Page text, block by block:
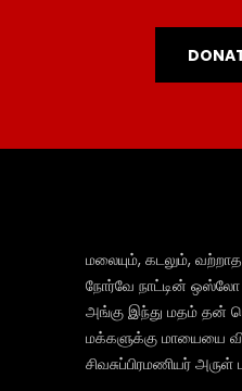
மலையும், கடலும்,
நோர்வே நாட்டின்
அங்கு இந்து மதம் தன்
மக்களுக்கு மாயையை
சிவசுப்பிரமணியர் அருள்